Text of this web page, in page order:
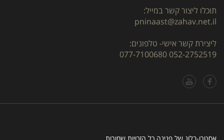
תוכלו ליצור קשר במייל:
pninaast@zahav.net.il
ליצירת קשר אישי- טלפונים:
052-2752519
077-7100680